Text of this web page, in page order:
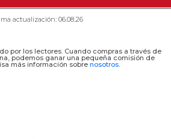
actualización: 06.08.26
por los lectores. Cuando compras a través de
podemos ganar una pequeña comisión de
más información sobre nosotros.